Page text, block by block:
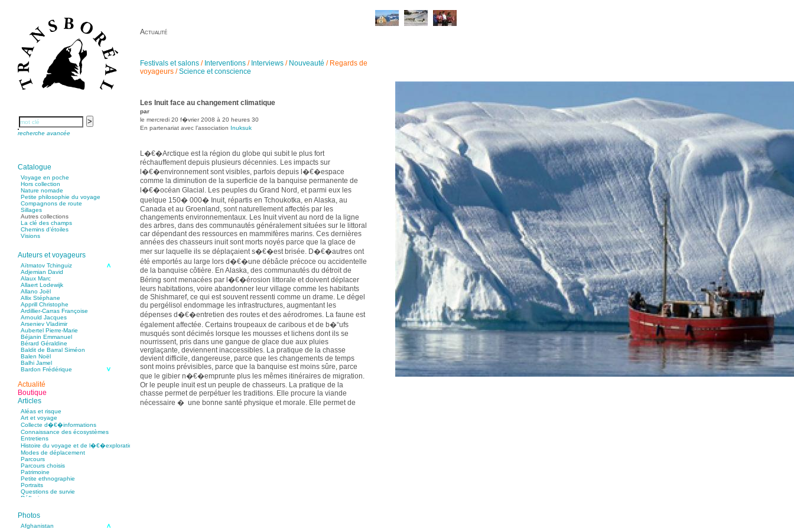
recherche avancée
Catalogue
Voyage en poche
Hors collection
Nature nomade
Petite philosophie du voyage
Compagnons de route
Sillages
Autres collections
La clé des champs
Chemins d’étoiles
Visions
Auteurs et voyageurs
Aïtmatov Tchinguiz
Adjemian David
Alaux Marc
Allaert Lodewijk
Allano Joël
Allix Stéphane
Apprill Christophe
Ardillier-Carras Françoise
Arnould Jacques
Arseniev Vladimir
Aubertel Pierre-Marie
Béjanin Emmanuel
Bérard Géraldine
Baldit de Barral Siméon
Balen Noël
Balhi Jamel
Bardon Frédérique
Bastide Fabien
Baudin Julie
Baujard Jacques
Bazin Sylvain
Bellanger Marc
Bellec Hervé
Belleville Régis
Benestar Géraldine
Benoist Yann
Bertrand Jordane
Bertrandy Antoine
Bezsonov Youri
Bideau Michel-Cosme
Billard Yannick
Blanchet Anne-Lise
Bluntzer Christophe
Bobin Mathieu
Boch Anne-Laure
Boch Julie
Boillot Henri
Bonnem Éric
Boudart Jean-Louis
Actualité
Boutique
Articles
Aléas et risque
Art et voyage
Collecte d�€�informations
Connaissance des écosystèmes
Entretiens
Histoire du voyage et de l�€�exploration
Modes de déplacement
Parcours
Parcours choisis
Patrimoine
Petite ethnographie
Portraits
Questions de survie
Réflexions
Photos
Afghanistan
Actualité
Festivals et salons / Interventions / Interviews / Nouveauté / Regards de
voyageurs /Science et conscience
Les Inuit face au changement climatique
par
le mercredi 20 f�vrier 2008 à 20 heures 30
En partenariat avec l’association Inuksuk
L�€�Arctique est la région du globe qui subit le plus fort
réchauffement depuis plusieurs décennies. Les impacts sur
l�€�environnement sont visibles, parfois depuis l�€�espace
comme la diminution de la superficie de la banquise permanente de
l�€�océan Glacial. Les peuples du Grand Nord, et parmi eux les
quelque 150� 000� Inuit, répartis en Tchoukotka, en Alaska, au
Canada et au Groenland, sont naturellement affectés par les
changements environnementaux. Les Inuit vivent au nord de la ligne
des arbres, dans des communautés généralement situées sur le littoral
car dépendant des ressources en mammifères marins. Ces dernières
années des chasseurs inuit sont morts noyés parce que la glace de
mer sur laquelle ils se déplaçaient s�€�est brisée. D�€�autres ont
été emportés au large lors d�€�une débâcle précoce ou accidentelle
de la banquise côtière. En Alaska, des communautés du détroit de
Béring sont menacées par l�€�érosion littorale et doivent déplacer
leurs habitations, voire abandonner leur village comme les habitants
de Shishmaref, ce qui est souvent ressenti comme un drame. Le dégel
du pergélisol endommage les infrastructures, augmentant les
dépenses d�€�entretien des routes et des aérodromes. La faune est
également affectée. Certains troupeaux de caribous et de b�“ufs
musqués sont décimés lorsque les mousses et lichens dont ils se
nourrissent, pris dans une gangue de glace due aux pluies
verglaçante, deviennent inaccessibles. La pratique de la chasse
devient difficile, dangereuse, parce que les changements de temps
sont moins prévisibles, parce que la banquise est moins sûre, parce
que le gibier n�€�emprunte plus les mêmes itinéraires de migration.
Or le peuple inuit est un peuple de chasseurs. La pratique de la
chasse permet de perpétuer les traditions. Elle procure la viande
nécessaire � une bonne santé physique et morale. Elle permet de